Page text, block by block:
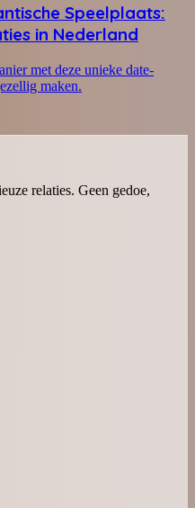
Speelplaats:
in Nederland
met deze unieke date-
maken.
relaties. Geen gedoe,